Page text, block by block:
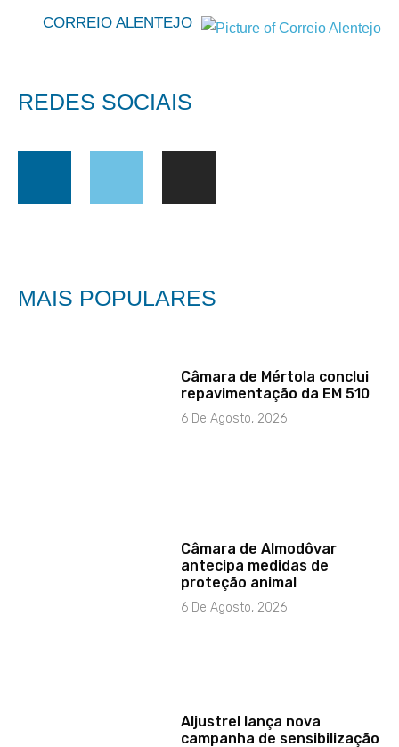
CORREIO ALENTEJO
REDES SOCIAIS
MAIS POPULARES
Câmara de Mértola conclui
repavimentação da EM 510
6 De Agosto, 2026
Câmara de Almodôvar
antecipa medidas de
proteção animal
6 De Agosto, 2026
Aljustrel lança nova
campanha de sensibilização